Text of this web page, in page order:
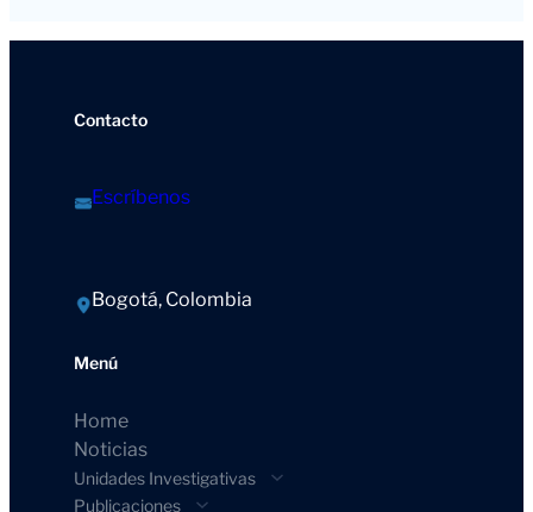
Contacto
Escríbenos
Bogotá, Colombia
Menú
Home
Noticias
Unidades Investigativas
Publicaciones